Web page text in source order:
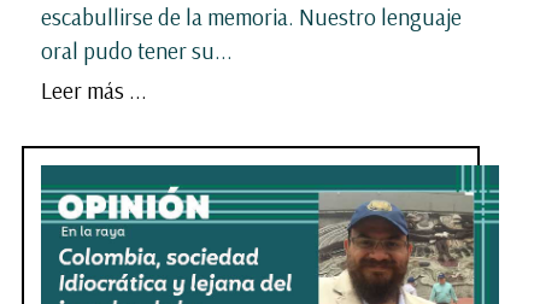
escabullirse de la memoria. Nuestro lenguaje
oral pudo tener su...
Leer más ...